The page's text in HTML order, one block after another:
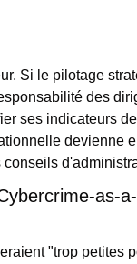
Si le pilotage
des
ses indicateurs de
devienne
as-a-
"trop petites